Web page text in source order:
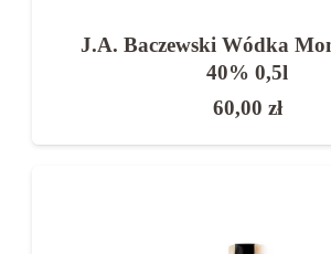
J.A. Baczewski Wódka
40% 0,5l
60,00 zł